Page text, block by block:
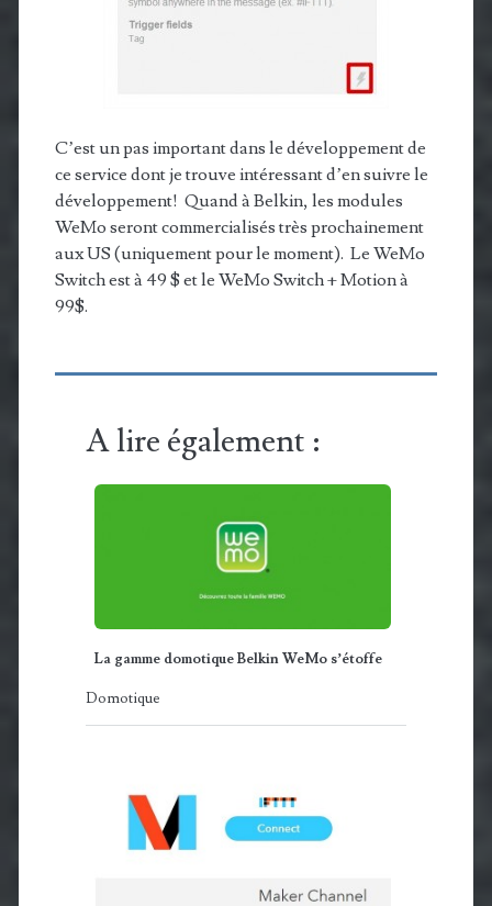
C’est un pas important dans le développement de
ce service dont je trouve intéressant d’en suivre le
développement! Quand à Belkin, les modules
WeMo seront commercialisés très prochainement
aux US (uniquement pour le moment). Le WeMo
Switch est à 49 $ et le WeMo Switch + Motion à
99$.
A lire également :
La gamme domotique Belkin WeMo s’étoffe
Domotique